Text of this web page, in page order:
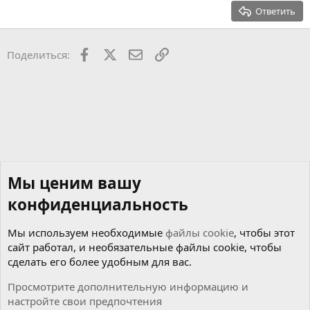
Trebuchet MS
Ответить
Поделиться: Facebook ПочтаСсылкой
Мы ценим вашу
конфиденциальность
Мы используем необходимые файлы cookie, чтобы этот
сайт работал, и необязательные файлы cookie, чтобы
сделать его более удобным для вас.
Просмотрите дополнительную информацию и
настройте свои предпочтения